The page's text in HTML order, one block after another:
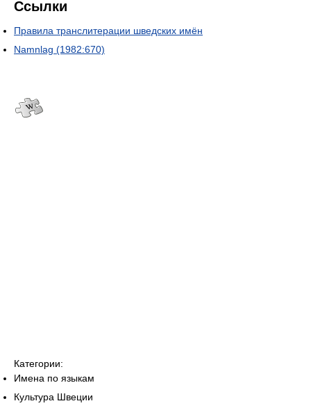
Ссылки
Правила транслитерации шведских имён
Namnlag (1982:670)
Категории:
Имена по языкам
Культура Швеции